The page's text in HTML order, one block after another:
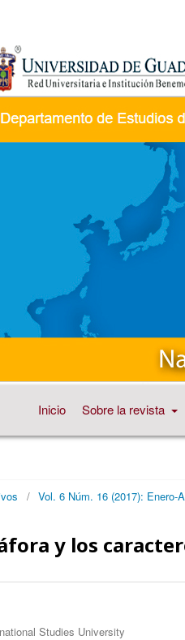
Inicio Sobre la revista
/ Vol. 6 Núm. 16 (2017): Enero-
y los
Studies University